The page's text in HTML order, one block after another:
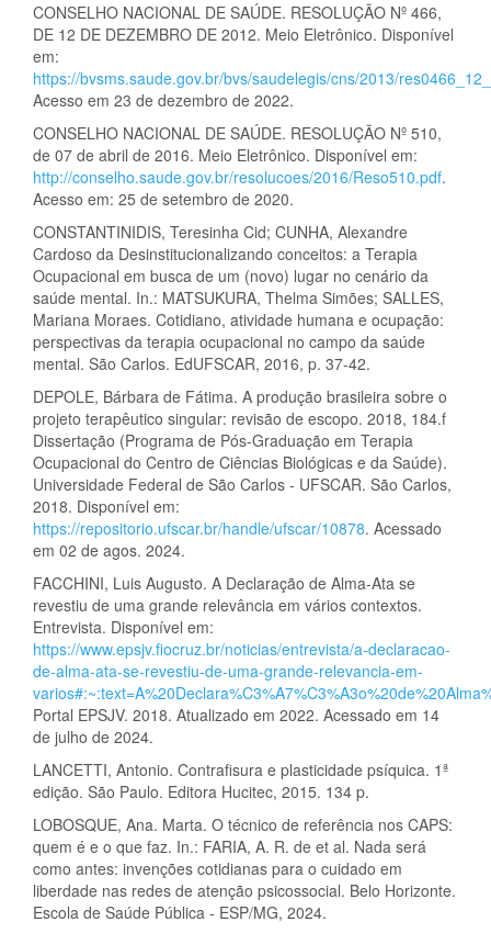
CONSELHO NACIONAL DE SAÚDE. RESOLUÇÃO Nº 466,
DE 12 DE DEZEMBRO DE 2012. Meio Eletrônico. Disponível
em:
https://bvsms.saude.gov.br/bvs/saudelegis/cns/2013/
Acesso em 23 de dezembro de 2022.
CONSELHO NACIONAL DE SAÚDE. RESOLUÇÃO Nº 510,
de 07 de abril de 2016. Meio Eletrônico. Disponível em:
http://conselho.saude.gov.br/resolucoes/2016/Reso510.pdf.
Acesso em: 25 de setembro de 2020.
CONSTANTINIDIS, Teresinha Cid; CUNHA, Alexandre
Cardoso da Desinstitucionalizando conceitos: a Terapia
Ocupacional em busca de um (novo) lugar no cenário da
saúde mental. In.: MATSUKURA, Thelma Simões; SALLES,
Mariana Moraes. Cotidiano, atividade humana e ocupação:
perspectivas da terapia ocupacional no campo da saúde
mental. São Carlos. EdUFSCAR, 2016, p. 37-42.
DEPOLE, Bárbara de Fátima. A produção brasileira sobre o
projeto terapêutico singular: revisão de escopo. 2018, 184.f
Dissertação (Programa de Pós-Graduação em Terapia
Ocupacional do Centro de Ciências Biológicas e da Saúde).
Universidade Federal de São Carlos - UFSCAR. São Carlos,
2018. Disponível em:
https://repositorio.ufscar.br/handle/ufscar/10878. Acessado
em 02 de agos. 2024.
FACCHINI, Luis Augusto. A Declaração de Alma-Ata se
revestiu de uma grande relevância em vários contextos.
Entrevista. Disponível em:
https://www.epsjv.fiocruz.br/noticias/entrevista/a-declaracao-
de-alma-ata-se-revestiu-de-uma-grande-relevancia-em-
Portal EPSJV. 2018. Atualizado em 2022. Acessado em 14
de julho de 2024.
LANCETTI, Antonio. Contrafisura e plasticidade psíquica. 1ª
edição. São Paulo. Editora Hucitec, 2015. 134 p.
LOBOSQUE, Ana. Marta. O técnico de referência nos CAPS:
quem é e o que faz. In.: FARIA, A. R. de et al. Nada será
como antes: invenções cotidianas para o cuidado em
liberdade nas redes de atenção psicossocial. Belo Horizonte.
Escola de Saúde Pública - ESP/MG, 2024.